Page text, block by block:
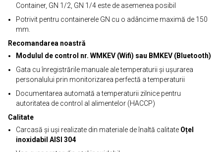
Container, GN 1/2, GN 1/4 este de asemenea posibil
Potrivit pentru containerele GN cu o adâncime maximă de 150
mm.
Recomandarea noastră
Modulul de control nr. WMKEV (Wifi) sau BMKEV (Bluetooth)
Gata cu înregistrările manuale ale temperaturii și ușurarea
personalului prin monitorizarea perfectă a temperaturii
Documentarea automată a temperaturii zilnice pentru
autoritatea de control al alimentelor (HACCP)
Calitate
Carcasă și uși realizate din materiale de înaltă calitate Oțel
inoxidabil AISI 304